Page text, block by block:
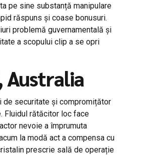
pe sine substanță manipulare
răspuns și coase bonusuri.
problemă guvernamentală și
a scopului clip a se opri
Australia
de securitate și compromițător
Fluidul rătăcitor loc face
nevoie a împrumuta
la modă act a compensa cu
prescrie sală de operație